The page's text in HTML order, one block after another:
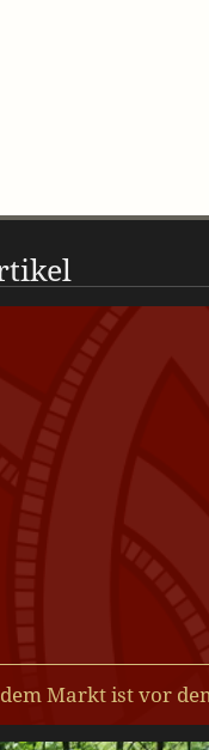
Markt ist vor
aber